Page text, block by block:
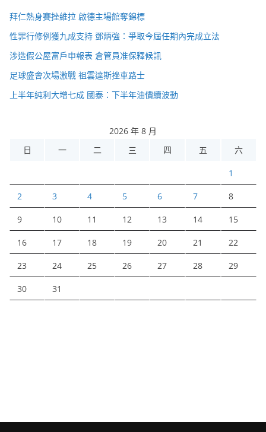
拜仁熱身賽挫維拉 啟德主場館奪錦標
性罪行修例獲九成支持 鄧炳強：爭取今屆任期內完成立法
涉造假公屋富戶申報表 倉管員准保釋候訊
足球盛會次場激戰 祖雲達斯挫車路士
上半年純利大增七成 國泰：下半年油價續波動
2026 年 8 月
日
一 二 三 四 五 六
1
2 3 4 5 6 7 8
9 10 11 12 13 14 15
16 17 18 19 20 21 22
23 24 25 26 27 28 29
30 31